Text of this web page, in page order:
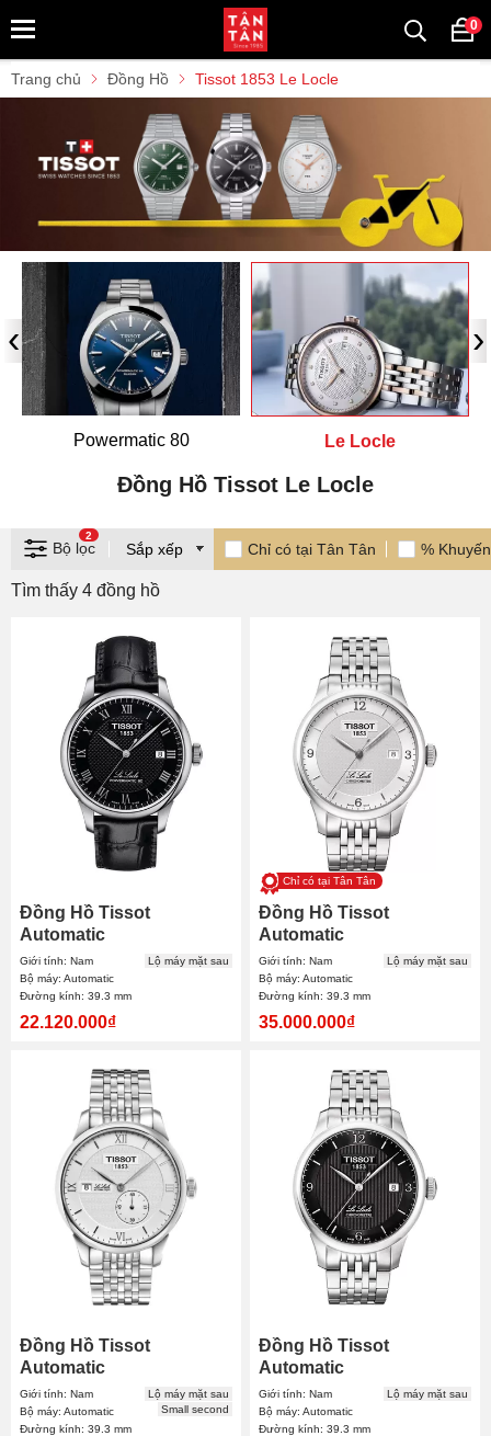
0
Trang chủ Đồng Hồ Tissot 1853 Le Locle
Powermatic 80 Le Locle
‹ ›
Đồng Hồ Tissot Le Locle
Bộ lọc
2
Chỉ có tại Tân Tân %
Tìm thấy 4 đồng hồ
Đồng Hồ Tissot
Automatic
T006.407.16.053.00 39.3
mm Nam
Giới tính: Nam
Bộ máy: Automatic
Đường kính: 39.3 mm
Lộ máy mặt sau
22.120.000₫
Chỉ có tại Tân Tân
Đồng Hồ Tissot
Automatic
T006.408.11.037.00 39.3
mm Nam
Giới tính: Nam
Bộ máy: Automatic
Đường kính: 39.3 mm
Lộ máy mặt sau
35.000.000₫
Đồng Hồ Tissot
Automatic
T006.428.11.038.00 39.3
mm Nam
Giới tính: Nam
Bộ máy: Automatic
Đường kính: 39.3 mm
Lộ máy mặt sau
Small second
Đồng Hồ Tissot
Automatic
T006.408.11.057.00 39.3
mm Nam
Giới tính: Nam
Bộ máy: Automatic
Đường kính: 39.3 mm
Lộ máy mặt sau